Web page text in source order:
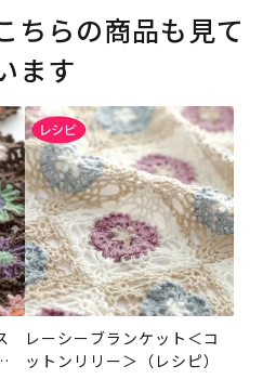
ちらの商品も見て
ます
レーシーブランケット＜コ
ットンリリー＞（レシピ）